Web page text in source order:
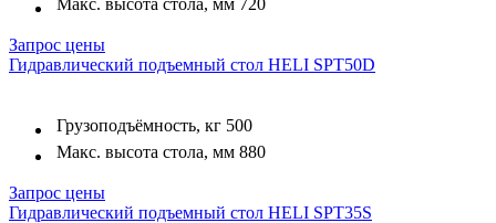
Запрос цены
Гидравлический подъемный стол HELI SPT50D
Грузоподъёмность, кг 500
Макс. высота стола, мм 880
Запрос цены
Гидравлический подъемный стол HELI SPT35S